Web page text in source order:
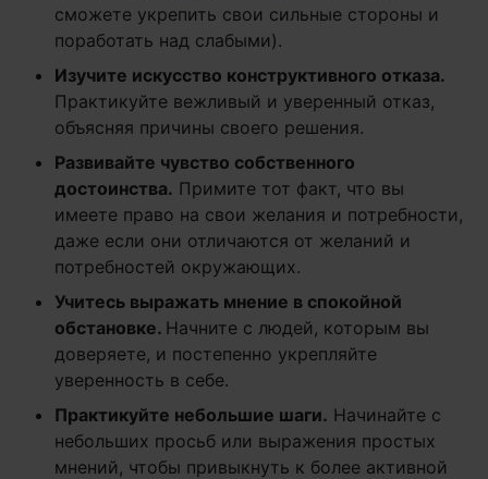
сможете укрепить свои сильные стороны и
поработать над слабыми).
Изучите искусство конструктивного отказа.
Практикуйте вежливый и уверенный отказ,
объясняя причины своего решения.
Развивайте чувство собственного
достоинства. Примите тот факт, что вы
имеете право на свои желания и потребности,
даже если они отличаются от желаний и
потребностей окружающих.
Учитесь выражать мнение в спокойной
обстановке. Начните с людей, которым вы
доверяете, и постепенно укрепляйте
уверенность в себе.
Практикуйте небольшие шаги. Начинайте с
небольших просьб или выражения простых
мнений, чтобы привыкнуть к более активной